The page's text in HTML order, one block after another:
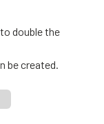
double the
be created.